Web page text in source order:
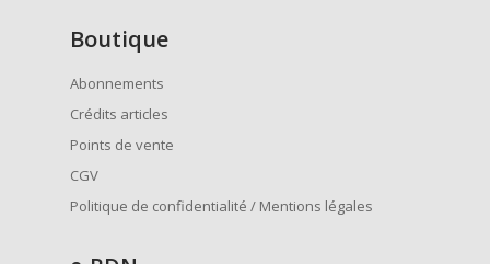
Boutique
Abonnements
Crédits articles
Points de vente
CGV
Politique de confidentialité / Mentions légales